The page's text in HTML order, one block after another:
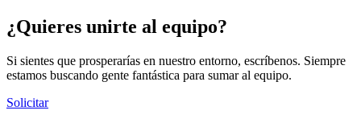
¿Quieres unirte al equipo?
Si sientes que prosperarías en nuestro entorno, escríbenos. Siempre
estamos buscando gente fantástica para sumar al equipo.
Solicitar